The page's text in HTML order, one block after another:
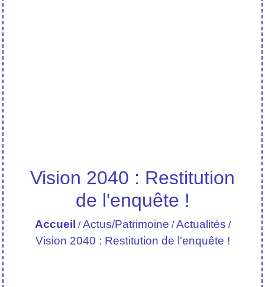
Vision 2040 : Restitution
de l'enquête !
Accueil /Actus/Patrimoine /Actualités /
Vision 2040 : Restitution de l'enquête !